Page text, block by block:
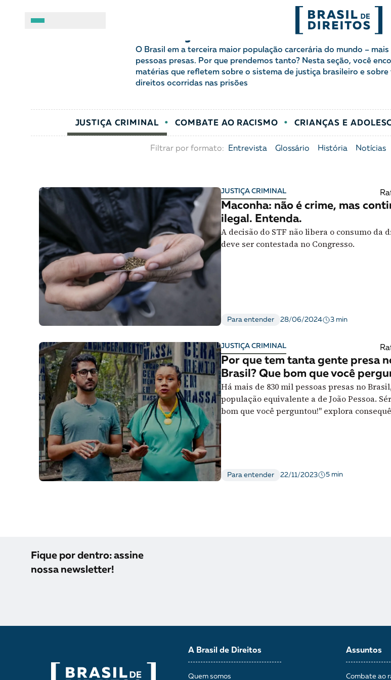
ASSUNTOS
Combate ao racismo
LGBTQIA+
Liberdade de expressão
Migrações
Terra
Tráfico de pessoas e trabalho
O Brasil em a terceira maior população carcerária do mundo – mais
pessoas presas. Por que prendemos tanto? Nesta seção, você
matérias que refletem sobre o sistema de justiça brasileiro e sobre
direitos ocorridas nas prisões
COMBATE AO RACISMO CRIANÇAS E
JUSTIÇA CRIMINAL
Filtrar por formato: Entrevista Glossário História Notícias
JUSTIÇA CRIMINAL
Maconha: não é crime, mas
ilegal. Entenda.
A decisão do STF não libera o consumo da
deve ser contestada no Congresso.
Para entender 28/06/2024 3 min
JUSTIÇA CRIMINAL
Por que tem tanta gente presa
Brasil? Que bom que você
Há mais de 830 mil pessoas presas no
população equivalente a de João Pessoa.
bom que você perguntou!" explora
encarceramento em massa
Para entender 22/11/2023 5 min
Fique por dentro: assine
nossa newsletter!
A Brasil de Direitos
Quem somos
Assuntos
Combate ao